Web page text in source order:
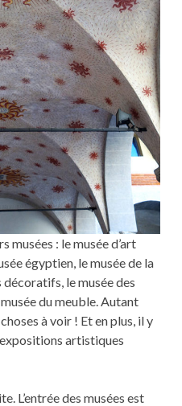
musées : le musée d’art
égyptien, le musée de la
le musée des
du meuble. Autant
à voir ! Et en plus, il y
artistiques
L’entrée des musées est